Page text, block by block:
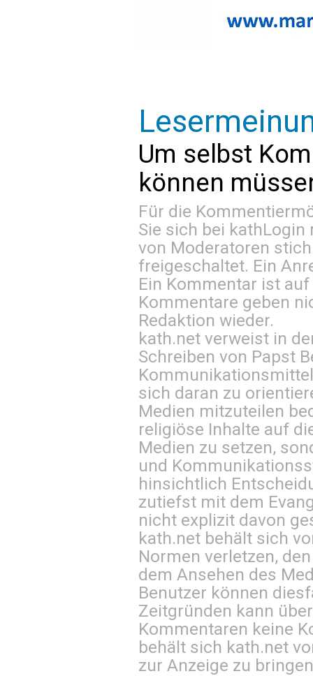
Um selbst
können
Für die
Sie sich bei kathLogin
von Moderatoren
freigeschaltet. Ein
Ein Kommentar ist
Kommentare geben
Redaktion wieder.
kath.net verweist in
Schreiben von Papst
sich daran zu
Medien mitzuteilen
religiöse Inhalte auf
Medien zu setzen,
und
hinsichtlich
zutiefst mit dem
nicht explizit davon
kath.net behält sich
Normen verletzen,
dem Ansehen des
Benutzer können
Zeitgründen kann
Kommentaren keine
behält sich kath.net
zur Anzeige zu